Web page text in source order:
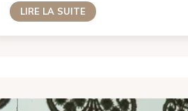
LIRE LA SUITE